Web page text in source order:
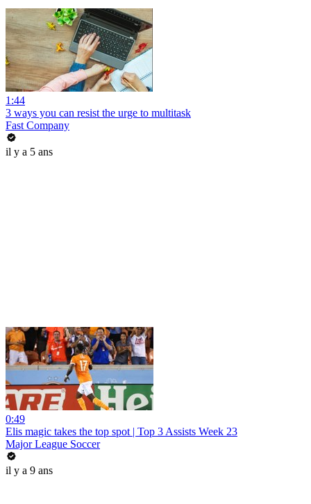
1:44
3 ways you can resist the urge to multitask
Fast Company
il y a 5 ans
0:49
Elis magic takes the top spot | Top 3 Assists Week 23
Major League Soccer
il y a 9 ans